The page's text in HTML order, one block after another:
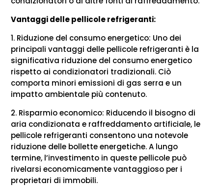
Vantaggi delle pellicole refrigeranti:
1. Riduzione del consumo energetico: Uno dei
principali vantaggi delle pellicole refrigeranti è la
significativa riduzione del consumo energetico
rispetto ai condizionatori tradizionali. Ciò
comporta minori emissioni di gas serra e un
impatto ambientale più contenuto.
2. Risparmio economico: Riducendo il bisogno di
aria condizionata e raffreddamento artificiale, le
pellicole refrigeranti consentono una notevole
riduzione delle bollette energetiche. A lungo
termine, l’investimento in queste pellicole può
rivelarsi economicamente vantaggioso per i
proprietari di immobili.